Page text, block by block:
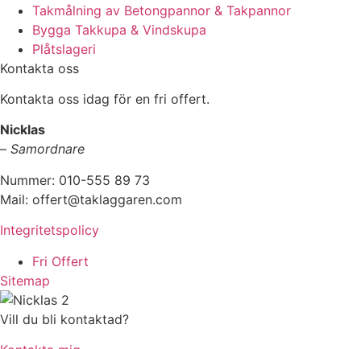
Takmålning av Betongpannor & Takpannor
Bygga Takkupa & Vindskupa
Plåtslageri
Kontakta oss
Kontakta oss idag för en fri offert.
Nicklas
– Samordnare
Nummer: 010-555 89 73
Mail: offert@taklaggaren.com
Integritetspolicy
Fri Offert
Sitemap
Vill du bli kontaktad?